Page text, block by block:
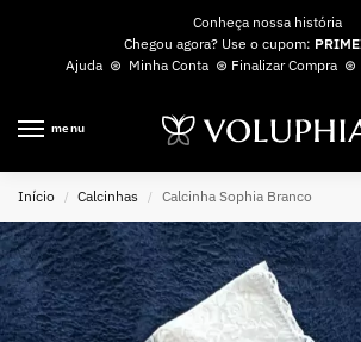
Conheça nossa história
Chegou agora? Use o cupom:
Ajuda⊛ Minha Conta⊛ Finalizar Compra⊛
menu
Início / Calcinhas / Calcinha Sophia Branco